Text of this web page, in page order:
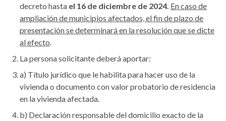
decreto hasta el 16 de diciembre de 2024. En caso de
ampliación de municipios afectados, el fin de plazo de
presentación se determinará en la resolución que se dicte
al efecto
La persona solicitante deberá aportar:
a) Título jurídico que le habilita para hacer uso de la
vivienda o documento con valor probatorio de residencia
en la vivienda afectada.
b) Declaración responsable del domicilio exacto de la